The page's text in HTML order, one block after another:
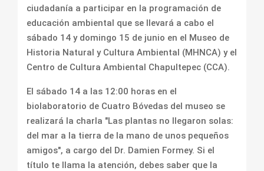
ciudadanía a participar en la programación de
educación ambiental que se llevará a cabo el
sábado 14 y domingo 15 de junio en el Museo de
Historia Natural y Cultura Ambiental (MHNCA) y el
Centro de Cultura Ambiental Chapultepec (CCA).
El sábado 14 a las 12:00 horas en el
biolaboratorio de Cuatro Bóvedas del museo se
realizará la charla "Las plantas no llegaron solas:
del mar a la tierra de la mano de unos pequeños
amigos", a cargo del Dr. Damien Formey. Si el
título te llama la atención, debes saber que la